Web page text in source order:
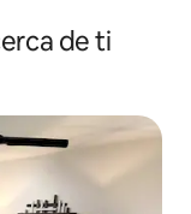
de ti